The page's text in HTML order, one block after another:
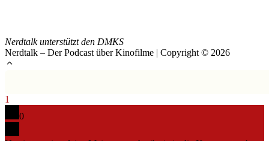
Nerdtalk unterstützt den DMKS
Nerdtalk – Der Podcast über Kinofilme | Copyright © 2026
1
0